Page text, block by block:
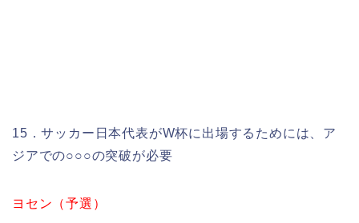
15．サッカー日本代表がW杯に出場するためには、ア
ジアでの○○○の突破が必要
ヨセン（予選）